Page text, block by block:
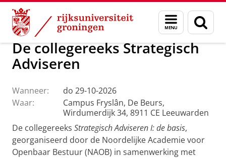
Skip
Content
Skip
Navigation
Menu
en
zoeken
Over ons Campus Fryslân
De collegereeks Strategisch
Adviseren
Wanneer:
do 29-10-2026
Waar:
Campus Fryslân, De Beurs,
Wirdumerdijk 34, 8911 CE Leeuwarden
De collegereeks Strategisch Adviseren I: de basis,
georganiseerd door de Noordelijke Academie voor
Openbaar Bestuur (NAOB) in samenwerking met